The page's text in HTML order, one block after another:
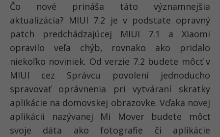
Čo nové prináša táto významnejšia
aktualizácia? MIUI 7.2 je v podstate opravný
patch predchádzajúcej MIUI 7.1 a Xiaomi
opravilo veľa chýb, rovnako ako pridalo
niekoľko noviniek. Od verzie 7.2 budete môcť v
MIUI cez Správcu povolení jednoducho
spravovať oprávnenia pri vytváraní skratky
aplikácie na domovskej obrazovke. Vďaka novej
aplikácii nazývanej Mi Mover budete môcť
svoje dáta ako fotografie či aplikácie